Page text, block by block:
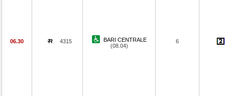
06.30 4315
BARI CENTRALE
(08.04)
6